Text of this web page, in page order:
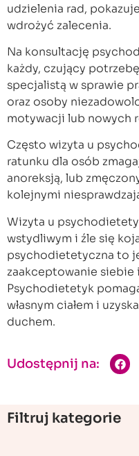
udzielenia rad,
wdrożyć zalecenia.
Na konsultację
każdy, czujący
specjalistą w sprawie
oraz osoby
motywacji lub nowych
Często wizyta u
ratunku dla osób
anoreksją, lub
kolejnymi
Wizyta u
wstydliwym i źle się
psychodietetyczna to
zaakceptowanie siebie
Psychodietetyk
własnym ciałem i
duchem.
Udostępnij na:
Filtruj kategorie